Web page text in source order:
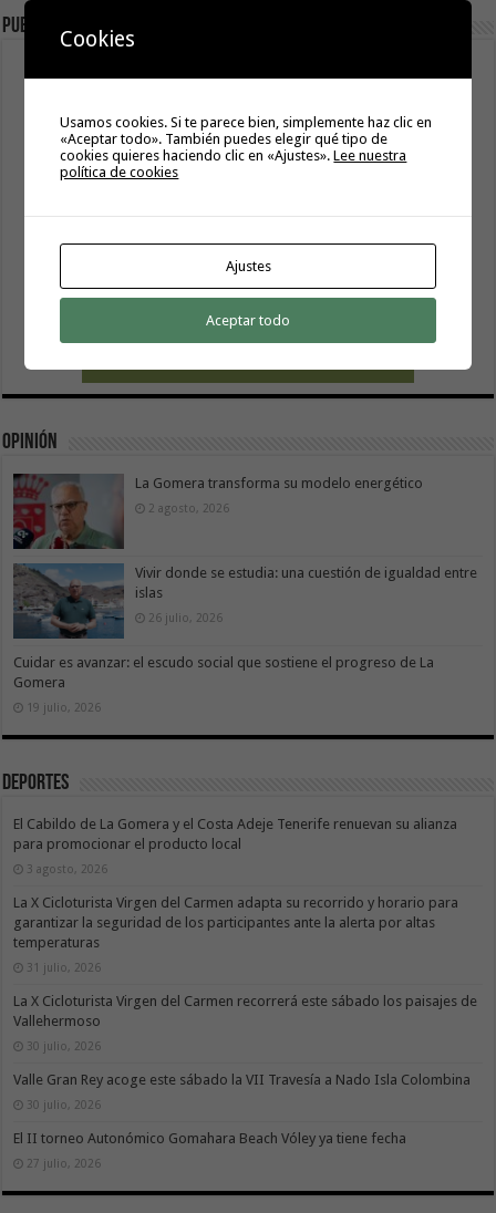
Publicidad
Opinión
La Gomera transforma su modelo energético
2 agosto, 2026
Vivir donde se estudia: una cuestión de igualdad entre
islas
26 julio, 2026
Cuidar es avanzar: el escudo social que sostiene el progreso de La
Gomera
19 julio, 2026
Deportes
El Cabildo de La Gomera y el Costa Adeje Tenerife renuevan su alianza
para promocionar el producto local
3 agosto, 2026
La X Cicloturista Virgen del Carmen adapta su recorrido y horario para
garantizar la seguridad de los participantes ante la alerta por altas
temperaturas
31 julio, 2026
La X Cicloturista Virgen del Carmen recorrerá este sábado los paisajes de
Vallehermoso
30 julio, 2026
Valle Gran Rey acoge este sábado la VII Travesía a Nado Isla Colombina
30 julio, 2026
El II torneo Autonómico Gomahara Beach Vóley ya tiene fecha
27 julio, 2026
Cookies
Usamos cookies. Si te parece bien, simplemente haz clic en
«Aceptar todo». También puedes elegir qué tipo de
cookies quieres haciendo clic en «Ajustes».Lee nuestra
política de cookies
Ajustes
Aceptar todo